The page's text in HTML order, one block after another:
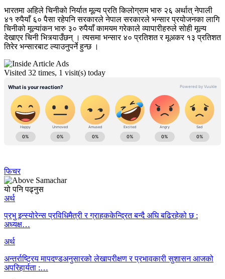
भारतमा अहिले चिनीको निर्यात मूल्य प्रति किलोग्राम भारु २६ अर्थात् नेपाली
४१ रुपैयाँ ६० पैसा रहेपनि सरकारले नेपाल सरकारले भन्सार प्रयोजनका लागि
चिनीको मूल्यांकन भारु ३० रुपैयाँ कामयम गरेकाले व्यापारीहरुले सोही मूल्य
देखाएर चिनी भित्र्याउँछन् । त्यसमा भन्सार ४० प्रतिशत र मूअकर १३ प्रतिशत
तिरेर भन्सारबाट ल्याउनुपर्ने हुन्छ ।
Visited 32 times, 1 visit(s) today
फिचर
यो पनि पढ्नुस
अर्थ
प्रभु इन्स्योरेन्स प्रविधिमैत्री र ग्राहककेन्द्रित बन्दै अघि बढिरहेको छ :
अध्यक्ष…
अर्थ
अन्तर्राष्ट्रिय मापदण्डअनुसारको लेखापरीक्षण र प्रभावकारी सुशासन आजको
अपरिहार्यता :…